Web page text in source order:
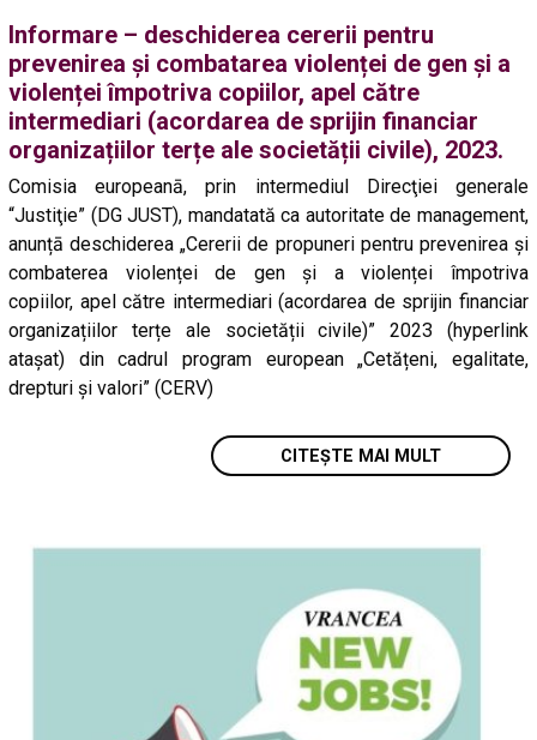
Informare – deschiderea cererii pentru
prevenirea și combatarea violenței de gen și a
violenței împotriva copiilor, apel către
intermediari (acordarea de sprijin financiar
organizațiilor terțe ale societății civile), 2023.
Comisia europeanā, prin intermediul Direcţiei generale
“Justiţie” (DG JUST), mandatată ca autoritate de management,
anunțā deschiderea „Cererii de propuneri pentru prevenirea și
combaterea violenței de gen și a violenței împotriva
copiilor, apel către intermediari (acordarea de sprijin financiar
organizațiilor terțe ale societății civile)” 2023 (hyperlink
ataşat) din cadrul program european „Cetățeni, egalitate,
drepturi și valori” (CERV)
CITEȘTE MAI MULT